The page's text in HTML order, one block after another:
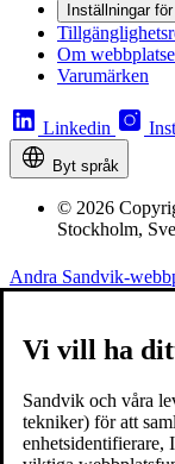
Inställningar
Om
Varumärken
Linkedin
Byt språk
© 2026
Stockholm,
Andra Sandvik-
Vi vill ha
Sandvik och våra
tekniker) för att
enhetsidentifierare,